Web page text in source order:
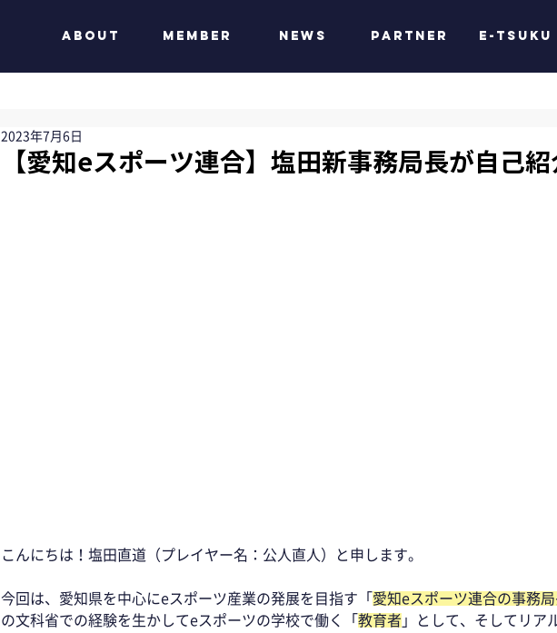
ABOUT MEMBER NEWS PARTNER e-tsuku
【愛知eスポーツ連合】塩田新事務局長が自己紹
2023年7月6日
こんにちは！塩田直道（プレイヤー名：公人直人）と申します。
今回は、愛知県を中心にeスポーツ産業の発展を目指す「愛知eスポーツ連合の事務局
の文科省での経験を生かしてeスポーツの学校で働く「教育者 」として、そしてリア